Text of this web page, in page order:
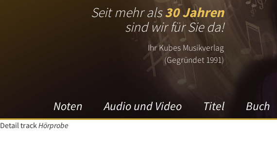
Seit mehr als30 Jahren
sind wir für Sie da!
Ihr Kubes Musikverlag
(Gegründet 1991)
Noten Audio und Video Titel Buch
Detail trackHörprobe